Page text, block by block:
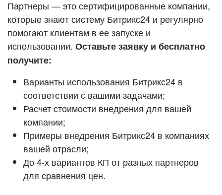
ВХОД
ВХОД
Смотреть видеокейсы
Партнеры — это сертифицированные компании,
которые знают систему Битрикс24 и регулярно
помогают клиентам в ее запуске и
использовании. Оставьте заявку и бесплатно
получите:
Варианты использования Битрикс24 в
соответствии с вашими задачами;
Расчет стоимости внедрения для вашей
компании;
Примеры внедрения Битрикс24 в компаниях
вашей отрасли;
До 4-х вариантов КП от разных партнеров
для сравнения цен.